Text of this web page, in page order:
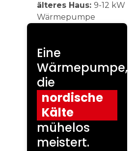
älteres Haus: 9-12 kW
Wärmepumpe
Eine
Wärmepumpe,
die
nordische
Kälte
mühelos
meistert.